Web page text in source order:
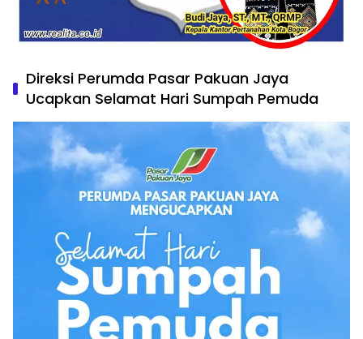
Direksi Perumda Pasar Pakuan Jaya
Ucapkan Selamat Hari Sumpah Pemuda